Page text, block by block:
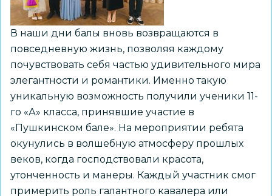
В наши дни балы вновь возвращаются в
повседневную жизнь, позволяя каждому
почувствовать себя частью удивительного мира
элегантности и романтики. Именно такую
уникальную возможность получили ученики 11-
го «А» класса, принявшие участие в
«Пушкинском бале». На мероприятии ребята
окунулись в волшебную атмосферу прошлых
веков, когда господствовали красота,
утонченность и манеры. Каждый участник смог
примерить роль галантного кавалера или